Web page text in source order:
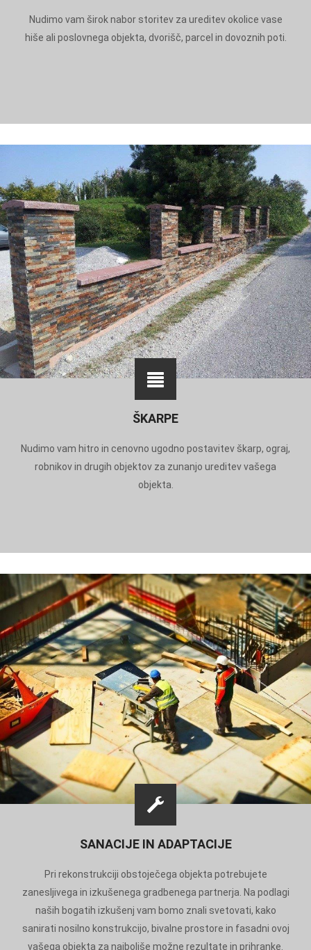
Nudimo vam širok nabor storitev za ureditev okolice vase
hiše ali poslovnega objekta, dvorišč, parcel in dovoznih poti.
ŠKARPE
Nudimo vam hitro in cenovno ugodno postavitev škarp, ograj,
robnikov in drugih objektov za zunanjo ureditev vašega
objekta.
SANACIJE IN ADAPTACIJE
Pri rekonstrukciji obstoječega objekta potrebujete
zanesljivega in izkušenega gradbenega partnerja. Na podlagi
naših bogatih izkušenj vam bomo znali svetovati, kako
sanirati nosilno konstrukcijo, bivalne prostore in fasadni ovoj
vašega objekta za najboljše možne rezultate in prihranke.